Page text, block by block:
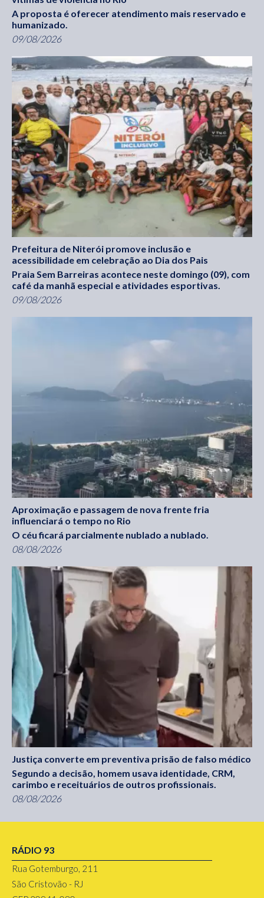
A proposta é oferecer atendimento mais reservado e
humanizado.
09/08/2026
Prefeitura de Niterói promove inclusão e
acessibilidade em celebração ao Dia dos Pais
Praia Sem Barreiras acontece neste domingo (09), com
café da manhã especial e atividades esportivas.
09/08/2026
Aproximação e passagem de nova frente fria
influenciará o tempo no Rio
O céu ficará parcialmente nublado a nublado.
08/08/2026
Justiça converte em preventiva prisão de falso médico
Segundo a decisão, homem usava identidade, CRM,
carimbo e receituários de outros profissionais.
08/08/2026
RÁDIO 93
Rua Gotemburgo, 211
São Cristovão - RJ